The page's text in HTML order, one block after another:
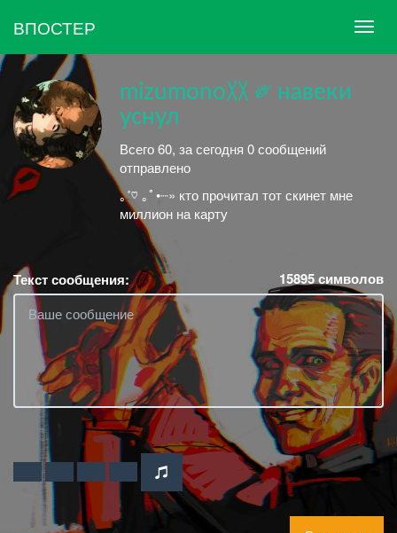
ВПОСТЕР
mizumono〷 ༗ навеки
уснул
Всего 60, за сегодня 0 сообщений
отправлено
｡˚♡︎ ｡ﾟ•┈» кто прочитал тот скинет мне
миллион на карту
Текст сообщения: 15895символов